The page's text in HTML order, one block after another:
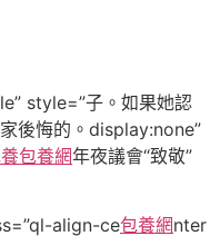
style=”子。如果她認
後悔的。display:none”
包養網年夜議會“致敬”
align-ce包養網nter